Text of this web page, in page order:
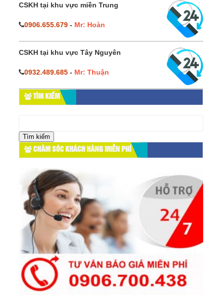
CSKH tại khu vực miền Trung
0906.655.679 - Mr: Hoàn
CSKH tại khu vực Tây Nguyên
0932.489.685 - Mr: Thuận
TÌM KIẾM
cho:
CHĂM SÓC KHÁCH HÀNG MIỄN PHÍ